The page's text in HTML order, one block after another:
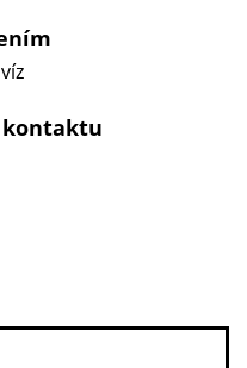
kontaktu